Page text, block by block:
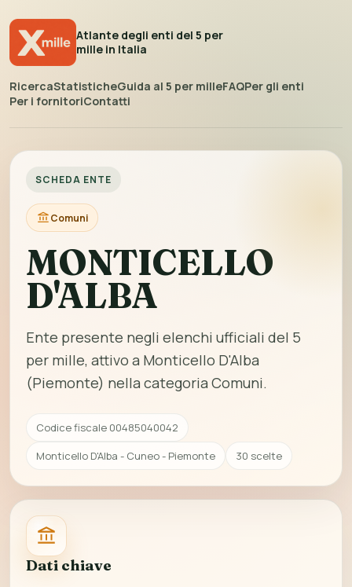
Atlante degli enti del 5 per
mille in Italia
RicercaStatisticheGuida al 5 per milleFAQPer gli enti
Per i fornitoriContatti
SCHEDA ENTE
Comuni
MONTICELLO
D'ALBA
Ente presente negli elenchi ufficiali del 5
per mille, attivo a Monticello D'Alba
(Piemonte) nella categoria Comuni.
Codice fiscale 00485040042
Monticello D'Alba - Cuneo - Piemonte
30 scelte
Dati chiave